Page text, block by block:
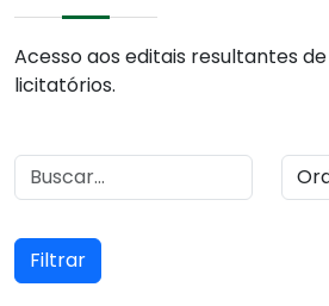
Acesso aos editais resultantes
licitatórios.
Filtrar